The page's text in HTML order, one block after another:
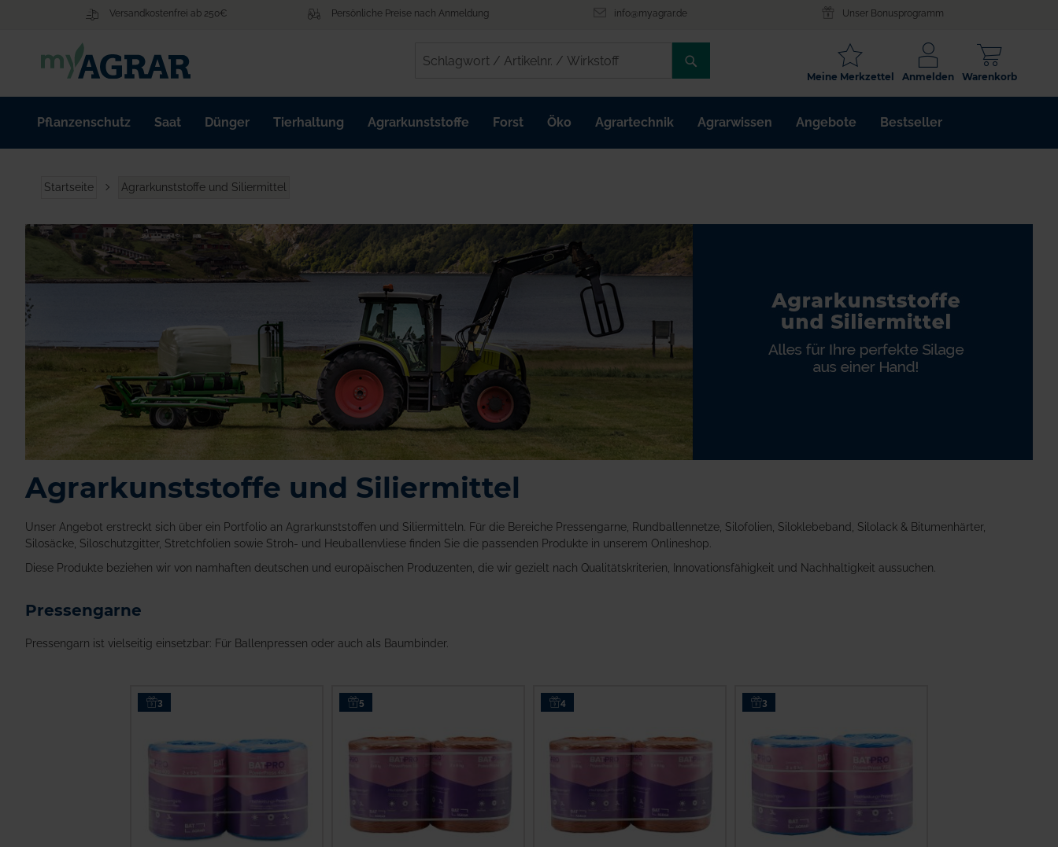
Versandkostenfrei ab 250€ Persönliche Preise nach Anmeldung info@myagrar.de Unser Bonusprogramm
/
ARTIKELNR.
/
Warenkorb
Anmelden
Meine Merkzettel
Pflanzenschutz Saat Dünger Tierhaltung Agrarkunststoffe Forst Öko Agrartechnik Agrarwissen Angebote Bestseller
Startseite Agrarkunststoffe und Siliermittel
Agrarkunststoffe und Siliermittel
Unser Angebot erstreckt sich über ein Portfolio an Agrarkunststoffen und Siliermitteln. Für die Bereiche Pressengarne, Rundballennetze, Silofolien, Siloklebeband, Silolack & Bitumenhärter,
Silosäcke, Siloschutzgitter, Stretchfolien sowie Stroh- und Heuballenvliese finden Sie die passenden Produkte in unserem Onlineshop.
Diese Produkte beziehen wir von namhaften deutschen und europäischen Produzenten, die wir gezielt nach Qualitätskriterien, Innovationsfähigkeit und Nachhaltigkeit aussuchen.
Pressengarne
Pressengarn ist vielseitig einsetzbar: Für Ballenpressen oder auch als Baumbinder.
3 5 4 3